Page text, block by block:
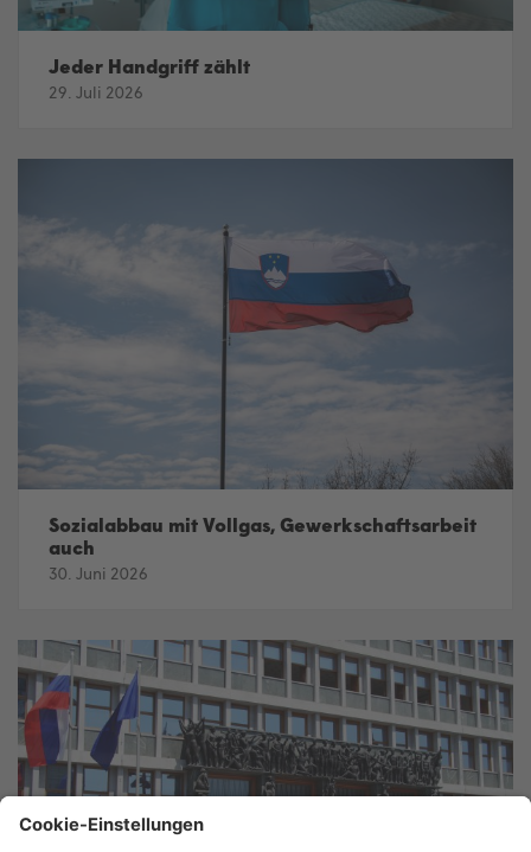
Jeder Handgriff zählt
29. Juli 2026
Sozialabbau mit Vollgas, Gewerkschaftsarbeit
auch
30. Juni 2026